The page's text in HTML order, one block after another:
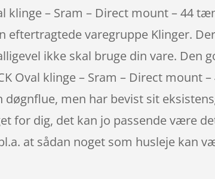
klinge – Sram – Direct mount – 44
eftertragtede varegruppe Klinger.
ikke skal bruge din vare. Den
Oval klinge – Sram – Direct
døgnflue, men har bevist sit
for dig, det kan jo passende være
at sådan noget som husleje kan